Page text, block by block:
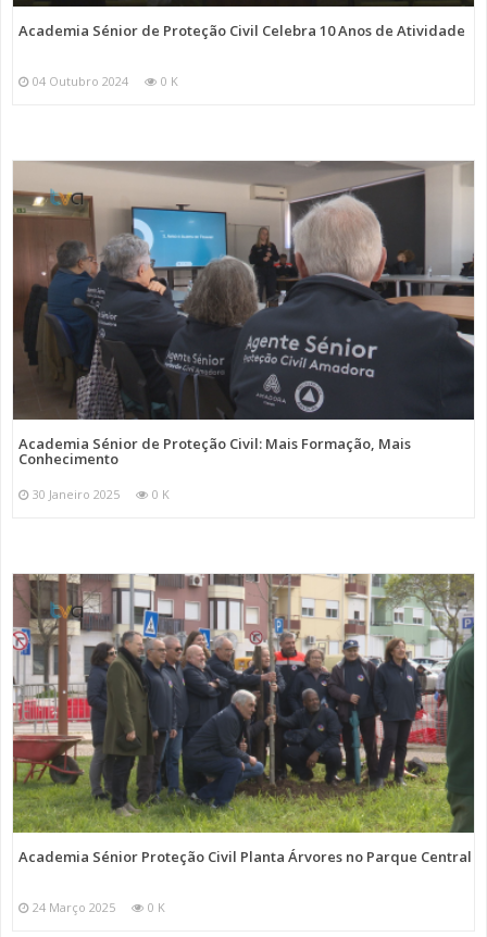
Academia Sénior de Proteção Civil Celebra 10 Anos de Atividade
04 Outubro 2024 0 K
Academia Sénior de Proteção Civil: Mais Formação, Mais
Conhecimento
30 Janeiro 2025 0 K
Academia Sénior Proteção Civil Planta Árvores no Parque Central
24 Março 2025 0 K